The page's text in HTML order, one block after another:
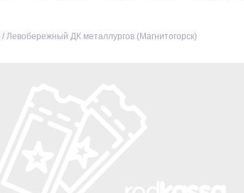
Левобережный ДК металлургов (Магнитогорск)